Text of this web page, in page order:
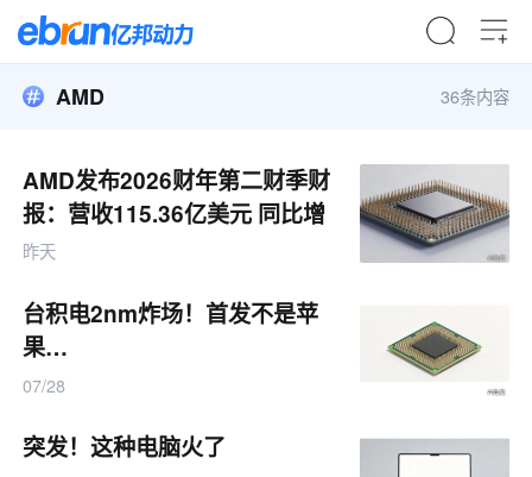
AMD 36条内容
AMD发布2026财年第二财季财
报：营收115.36亿美元 同比增
长50%
昨天
台积电2nm炸场！首发不是苹
果…
07/28
突发！这种电脑火了